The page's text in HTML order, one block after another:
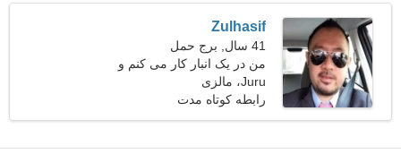
Zulhasif
41 سال, برج حمل
من در یک انبار کار می کنم و
دنبال یک زن مهربان هستم
Juru، مالزی
رابطه کوتاه مدت